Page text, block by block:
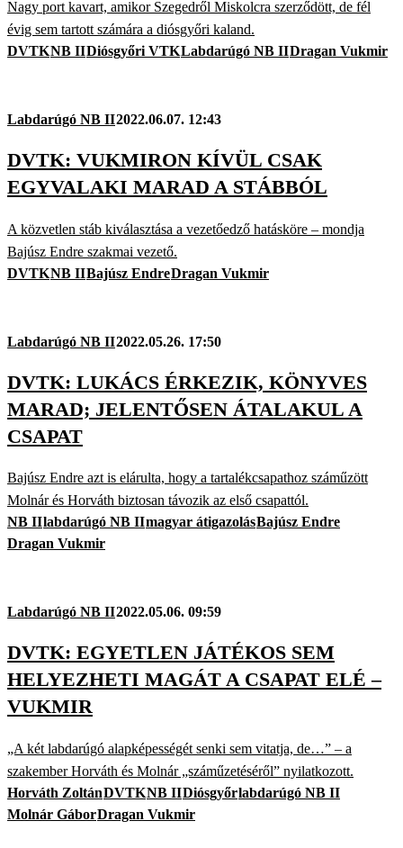
Nagy port kavart, amikor Szegedről Miskolcra szerződött, de fél
évig sem tartott számára a diósgyőri kaland.
DVTKNB IIDiósgyőri VTKLabdarúgó NB IIDragan Vukmir
Labdarúgó NB II2022.06.07. 12:43
DVTK: VUKMIRON KÍVÜL CSAK
EGYVALAKI MARAD A STÁBBÓL
A közvetlen stáb kiválasztása a vezetőedző hatásköre – mondja
Bajúsz Endre szakmai vezető.
DVTKNB IIBajúsz EndreDragan Vukmir
Labdarúgó NB II2022.05.26. 17:50
DVTK: LUKÁCS ÉRKEZIK, KÖNYVES
MARAD; JELENTŐSEN ÁTALAKUL A
CSAPAT
Bajúsz Endre azt is elárulta, hogy a tartalékcsapathoz száműzött
Molnár és Horváth biztosan távozik az első csapattól.
NB IIlabdarúgó NB IImagyar átigazolásBajúsz Endre
Dragan Vukmir
Labdarúgó NB II2022.05.06. 09:59
DVTK: EGYETLEN JÁTÉKOS SEM
HELYEZHETI MAGÁT A CSAPAT ELÉ –
VUKMIR
„A két labdarúgó alapképességét senki sem vitatja, de…” – a
szakember Horváth és Molnár „száműzetéséről” nyilatkozott.
Horváth ZoltánDVTKNB IIDiósgyőrlabdarúgó NB II
Molnár GáborDragan Vukmir